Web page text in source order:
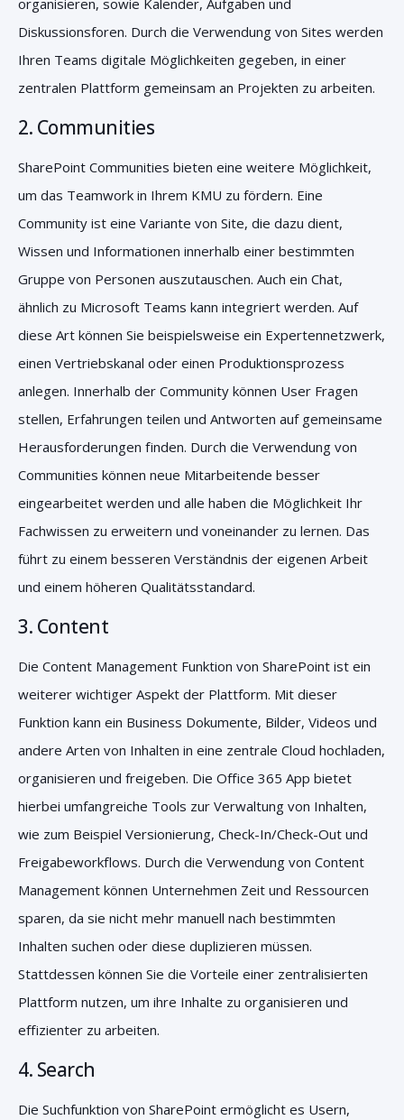
organisieren, sowie Kalender, Aufgaben und
Diskussionsforen. Durch die Verwendung von Sites werden
Ihren Teams digitale Möglichkeiten gegeben, in einer
zentralen Plattform gemeinsam an Projekten zu arbeiten.
2. Communities
SharePoint Communities bieten eine weitere Möglichkeit,
um das Teamwork in Ihrem KMU zu fördern. Eine
Community ist eine Variante von Site, die dazu dient,
Wissen und Informationen innerhalb einer bestimmten
Gruppe von Personen auszutauschen. Auch ein Chat,
ähnlich zu Microsoft Teams kann integriert werden. Auf
diese Art können Sie beispielsweise ein Expertennetzwerk,
einen Vertriebskanal oder einen Produktionsprozess
anlegen. Innerhalb der Community können User Fragen
stellen, Erfahrungen teilen und Antworten auf gemeinsame
Herausforderungen finden. Durch die Verwendung von
Communities können neue Mitarbeitende besser
eingearbeitet werden und alle haben die Möglichkeit Ihr
Fachwissen zu erweitern und voneinander zu lernen. Das
führt zu einem besseren Verständnis der eigenen Arbeit
und einem höheren Qualitätsstandard.
3. Content
Die Content Management Funktion von SharePoint ist ein
weiterer wichtiger Aspekt der Plattform. Mit dieser
Funktion kann ein Business Dokumente, Bilder, Videos und
andere Arten von Inhalten in eine zentrale Cloud hochladen,
organisieren und freigeben. Die Office 365 App bietet
hierbei umfangreiche Tools zur Verwaltung von Inhalten,
wie zum Beispiel Versionierung, Check-In/Check-Out und
Freigabeworkflows. Durch die Verwendung von Content
Management können Unternehmen Zeit und Ressourcen
sparen, da sie nicht mehr manuell nach bestimmten
Inhalten suchen oder diese duplizieren müssen.
Stattdessen können Sie die Vorteile einer zentralisierten
Plattform nutzen, um ihre Inhalte zu organisieren und
effizienter zu arbeiten.
4. Search
Die Suchfunktion von SharePoint ermöglicht es Usern,